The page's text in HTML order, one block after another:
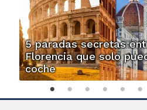
5 paradas secretas
Florencia que solo
coche